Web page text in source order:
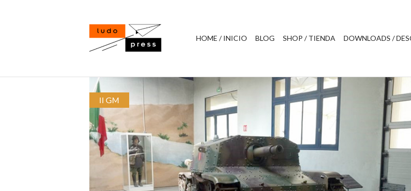
HOME / INICIO BLOG SHOP / TIENDA DOWNLOADS /
II GM